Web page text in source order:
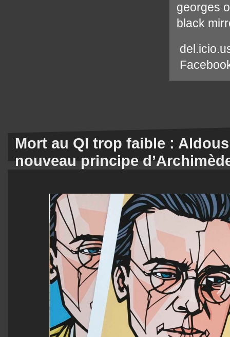
georges
black
Mort au QI trop faible :
nouveau principe